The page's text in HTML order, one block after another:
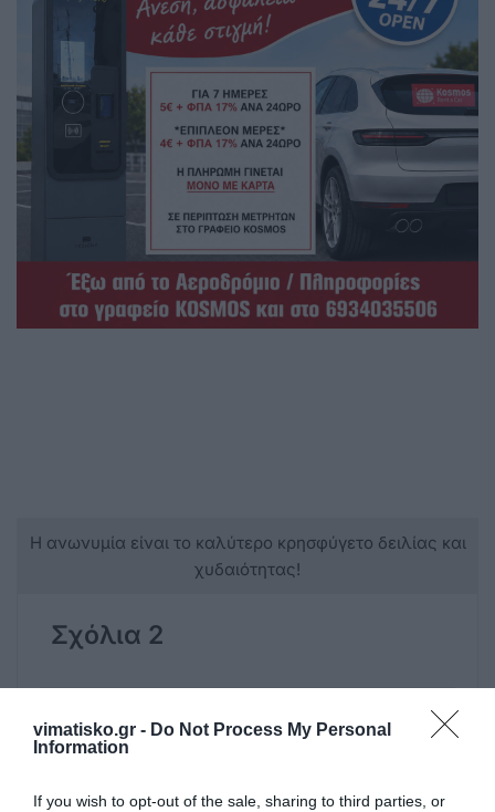
vimatisko.gr - Do Not Process My Personal
Information
If you wish to opt-out of the sale, sharing to third parties, or
Η ανωνυμία είναι το καλύτερο κρησφύγετο δειλίας και
χυδαιότητας!
Σχόλια 2
20/06 - 18:29